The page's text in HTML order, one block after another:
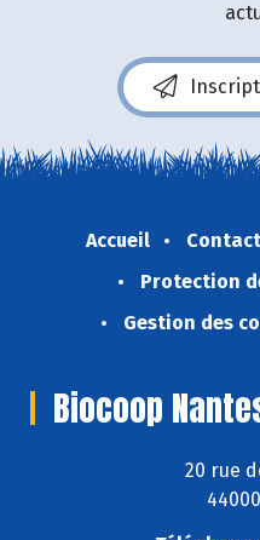
Accueil Contact
Protection
Gestion des
Biocoop
20 rue